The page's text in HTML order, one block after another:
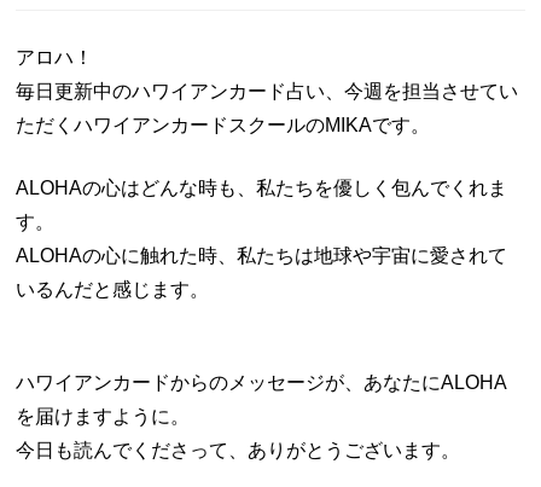
アロハ！
毎日更新中のハワイアンカード占い、今週を担当させてい
ただくハワイアンカードスクールのMIKAです。
ALOHAの心はどんな時も、私たちを優しく包んでくれま
す。
ALOHAの心に触れた時、私たちは地球や宇宙に愛されて
いるんだと感じます。
ハワイアンカードからのメッセージが、あなたにALOHA
を届けますように。
今日も読んでくださって、ありがとうございます。